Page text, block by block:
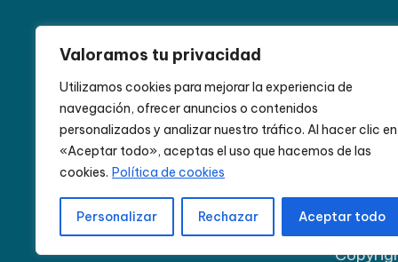
Valoramos tu privacidad
Utilizamos cookies para mejorar la experiencia de
navegación, ofrecer anuncios o contenidos
personalizados y analizar nuestro tráfico. Al hacer clic en
«Aceptar todo», aceptas el uso que hacemos de las
cookies. Política de cookies
Personalizar Rechazar Aceptar todo
Namibia Nepal Núremberg Paisajes increíbles
Ruta del Desierto safaris San Cristóbal